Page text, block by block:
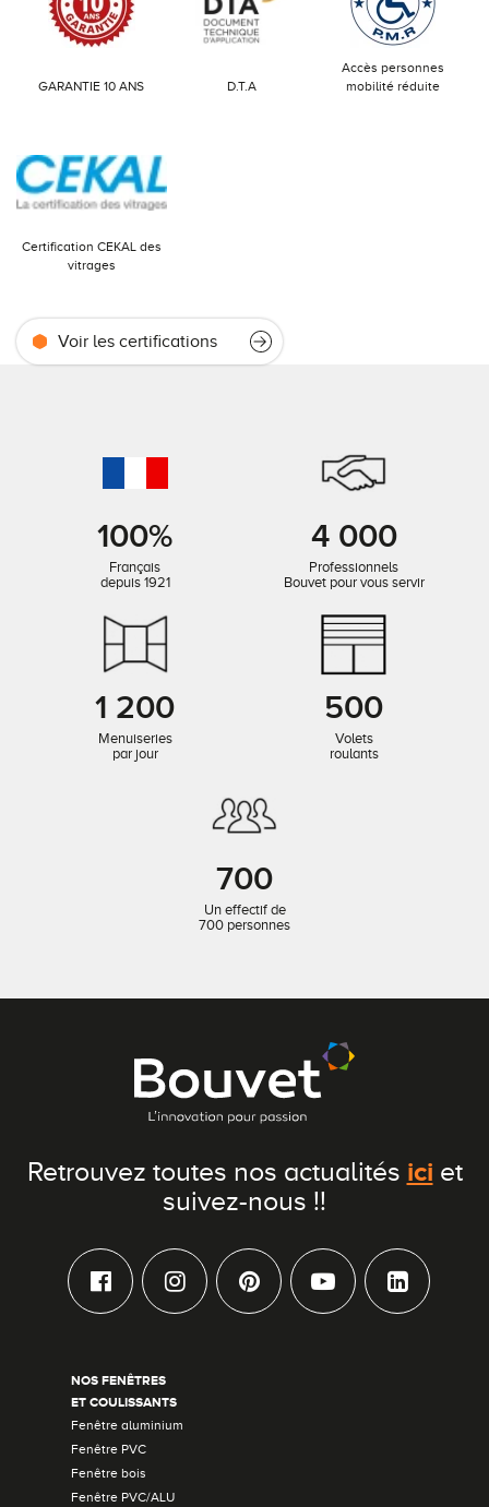
GARANTIE 10 ANS D.T.A
Accès personnes
mobilité réduite
Certification CEKAL des
vitrages
Voir les certifications
100%
Français
depuis 1921
4 000
Professionnels
Bouvet pour vous servir
1 200
Menuiseries
par jour
500
Volets
roulants
700
Un effectif de
700 personnes
Retrouvez toutes nos actualités ici et
suivez-nous !!
NOS FENÊTRES
ET COULISSANTS
Fenêtre aluminium
Fenêtre PVC
Fenêtre bois
Fenêtre PVC/ALU